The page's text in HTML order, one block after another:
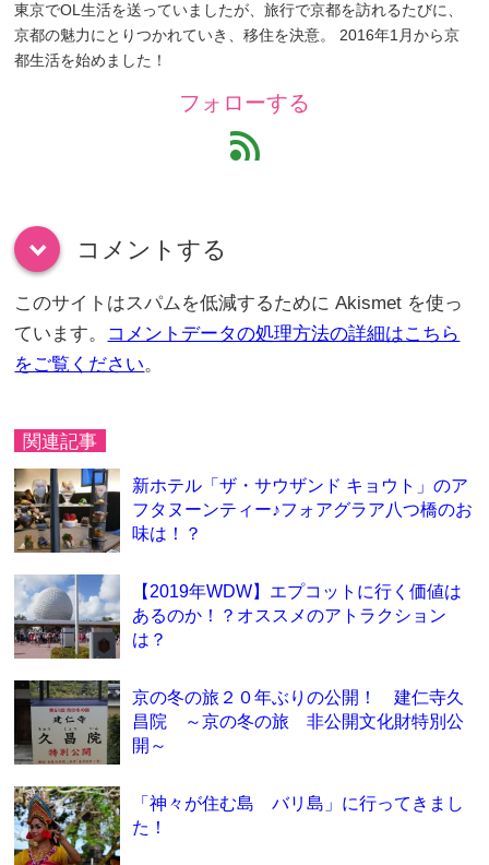
東京でOL生活を送っていましたが、旅行で京都を訪れるたびに、
京都の魅力にとりつかれていき、移住を決意。 2016年1月から京
都生活を始めました！
フォローする
feed
down コメントする
このサイトはスパムを低減するために Akismet を使っ
ています。 コメントデータの処理方法の詳細はこちら
をご覧ください。
関連記事
新ホテル「ザ・サウザンド キョウト」のア
フタヌーンティー♪フォアグラア八つ橋のお
味は！？
【2019年WDW】エプコットに行く価値は
あるのか！？オススメのアトラクション
は？
京の冬の旅２０年ぶりの公開！ 建仁寺久
昌院 ～京の冬の旅 非公開文化財特別公
開～
「神々が住む島 バリ島」に行ってきまし
た！